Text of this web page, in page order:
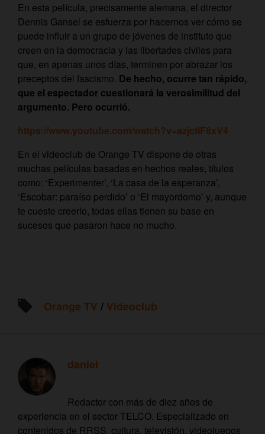
En esta película, precisamente alemana, el director
Dennis Gansel se esfuerza por hacernos ver cómo se
puede influir a un grupo de jóvenes de instituto que
creen en la democracia y las libertades civiles para
que, en apenas unos días, terminen por abrazar los
preceptos del fascismo. De hecho, ocurre tan rápido,
que el espectador cuestionará la verosimilitud del
argumento. Pero ocurrió.
https://www.youtube.com/watch?v=azjctIF8xV4
En el videoclub de Orange TV dispone de otras
muchas películas basadas en hechos reales, títulos
como: ‘Experimenter’, ‘La casa de la esperanza’,
‘Escobar: paraíso perdido’ o ‘El mayordomo’ y, aunque
te cueste creerlo, todas ellas tienen su base en
sucesos que pasaron hace no mucho.
Orange TV / Videoclub
daniel
Redactor con más de diez años de
experiencia en el sector TELCO. Especializado en
contenidos de RRSS, cultura, televisión, videojuegos